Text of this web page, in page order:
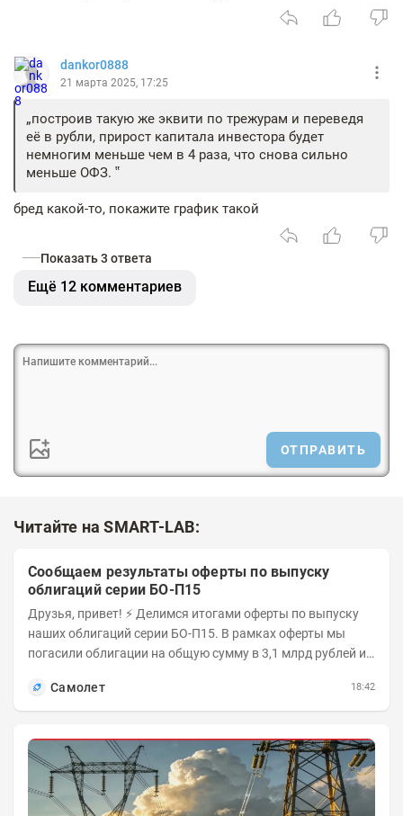
dankor0888
21 марта 2025, 17:25
построив такую же эквити по трежурам и переведя
её в рубли, прирост капитала инвестора будет
немногим меньше чем в 4 раза, что снова сильно
меньше ОФЗ.
бред какой-то, покажите график такой
Показать 3 ответа
Ещё 12 комментариев
ОТПРАВИТЬ
Читайте на SMART-LAB:
Сообщаем результаты оферты по выпуску
облигаций серии БО-П15
Друзья, привет! ⚡️ Делимся итогами оферты по выпуску
наших облигаций серии БО-П15. В рамках оферты мы
погасили облигации на общую сумму в 3,1 млрд рублей из
Самолет
18:42